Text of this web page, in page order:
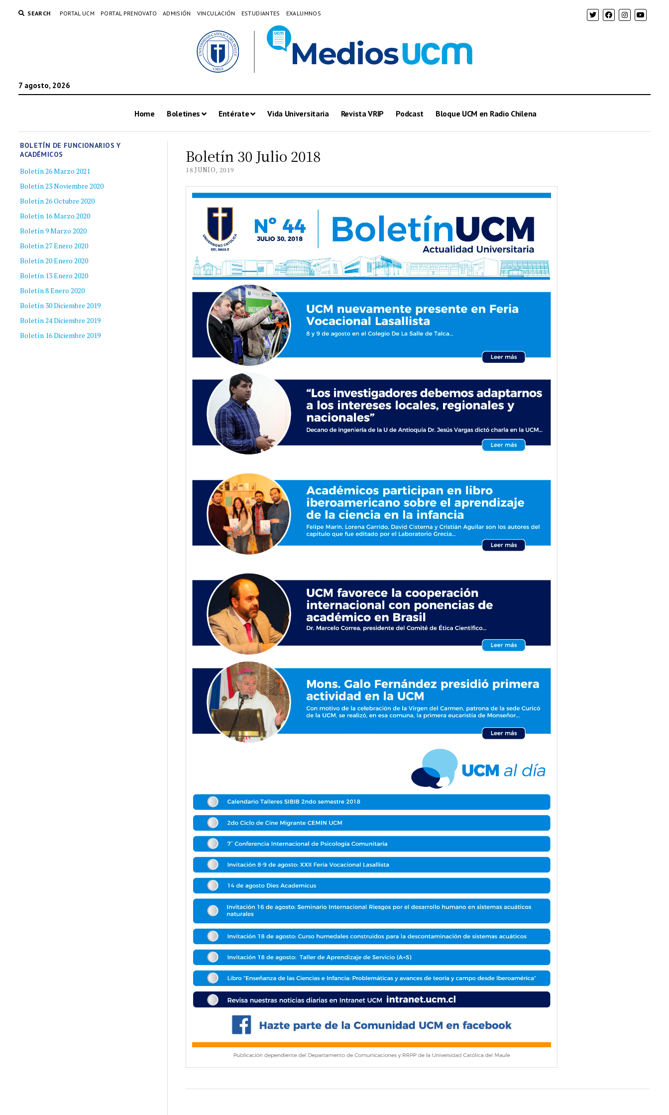
SEARCH PORTAL UCM PORTAL PRENOVATO ADMISIÓN VINCULACIÓN ESTUDIANTES EXALUMNOS
7 agosto, 2026
Home Boletines Entérate Vida Universitaria Revista VRIP Podcast Bloque UCM en Radio Chilena
BOLETÍN DE FUNCIONARIOS Y
ACADÉMICOS
Boletín 26 Marzo 2021
Boletín 23 Noviembre 2020
Boletín 26 Octubre 2020
Boletín 16 Marzo 2020
Boletín 9 Marzo 2020
Boletín 27 Enero 2020
Boletín 20 Enero 2020
Boletín 13 Enero 2020
Boletín 8 Enero 2020
Boletín 30 Diciembre 2019
Boletín 24 Diciembre 2019
Boletín 16 Diciembre 2019
Boletín 30 Julio 2018
18 JUNIO, 2019